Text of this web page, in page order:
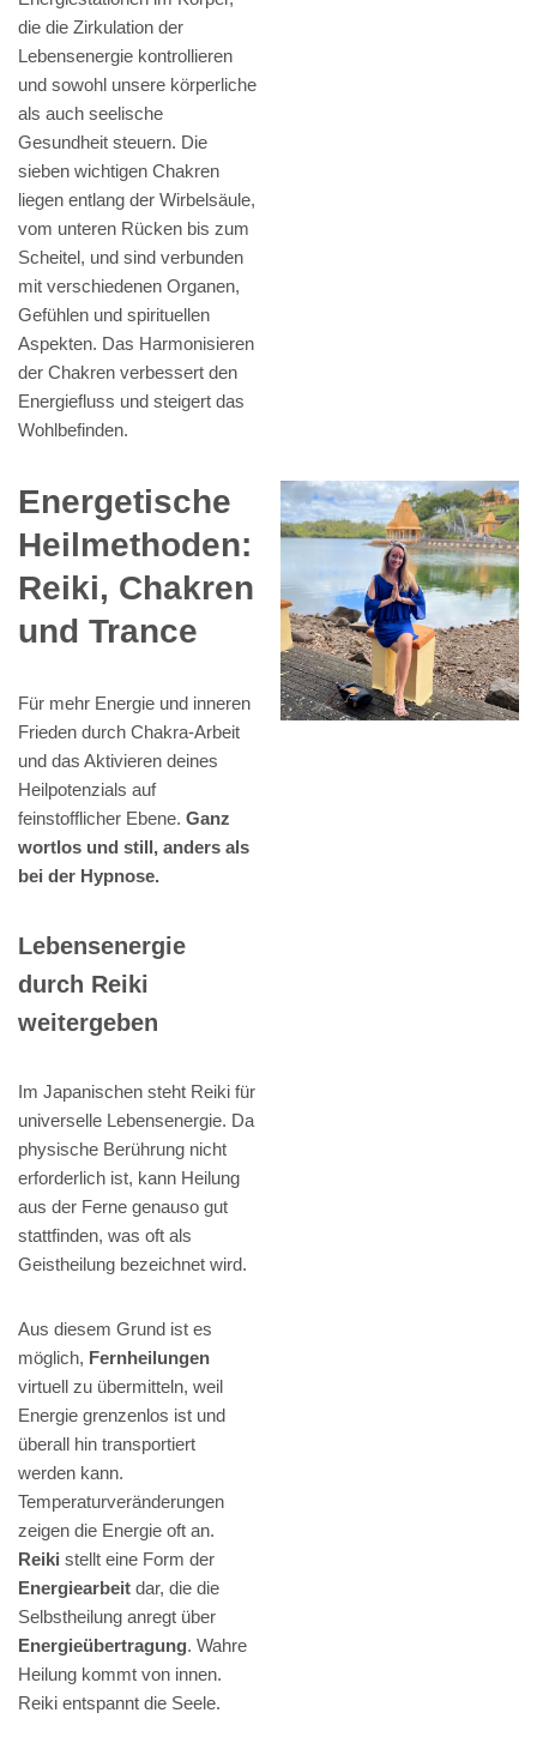
die die Zirkulation der
Lebensenergie kontrollieren
und sowohl unsere körperliche
als auch seelische
Gesundheit steuern. Die
sieben wichtigen Chakren
liegen entlang der Wirbelsäule,
vom unteren Rücken bis zum
Scheitel, und sind verbunden
mit verschiedenen Organen,
Gefühlen und spirituellen
Aspekten. Das Harmonisieren
der Chakren verbessert den
Energiefluss und steigert das
Wohlbefinden.
Energetische
Heilmethoden:
Reiki, Chakren
und Trance
Für mehr Energie und inneren
Frieden durch Chakra-Arbeit
und das Aktivieren deines
Heilpotenzials auf
feinstofflicher Ebene. Ganz
wortlos und still, anders als
bei der Hypnose.
Lebensenergie
durch Reiki
weitergeben
Im Japanischen steht Reiki für
universelle Lebensenergie. Da
physische Berührung nicht
erforderlich ist, kann Heilung
aus der Ferne genauso gut
stattfinden, was oft als
Geistheilung bezeichnet wird.
Aus diesem Grund ist es
möglich, Fernheilungen
virtuell zu übermitteln, weil
Energie grenzenlos ist und
überall hin transportiert
werden kann.
Temperaturveränderungen
zeigen die Energie oft an.
Reiki stellt eine Form der
Energiearbeit dar, die die
Selbstheilung anregt über
Energieübertragung. Wahre
Heilung kommt von innen.
Reiki entspannt die Seele.